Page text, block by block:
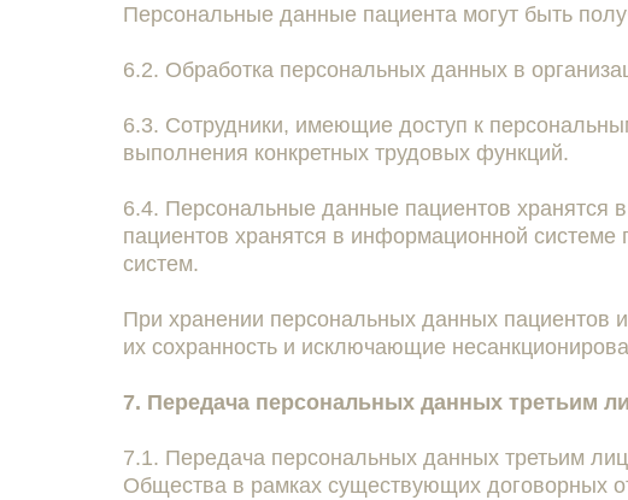
Персональные данные пациента могут быть
6.2. Обработка персональных данных в
6.3. Сотрудники, имеющие доступ к
выполнения конкретных трудовых функций.
6.4. Персональные данные пациентов хранятся
пациентов хранятся в информационной
систем.
При хранении персональных данных пациентов
их сохранность и исключающие
7. Передача персональных данных третьим
7.1. Передача персональных данных третьим
Общества в рамках существующих договорных